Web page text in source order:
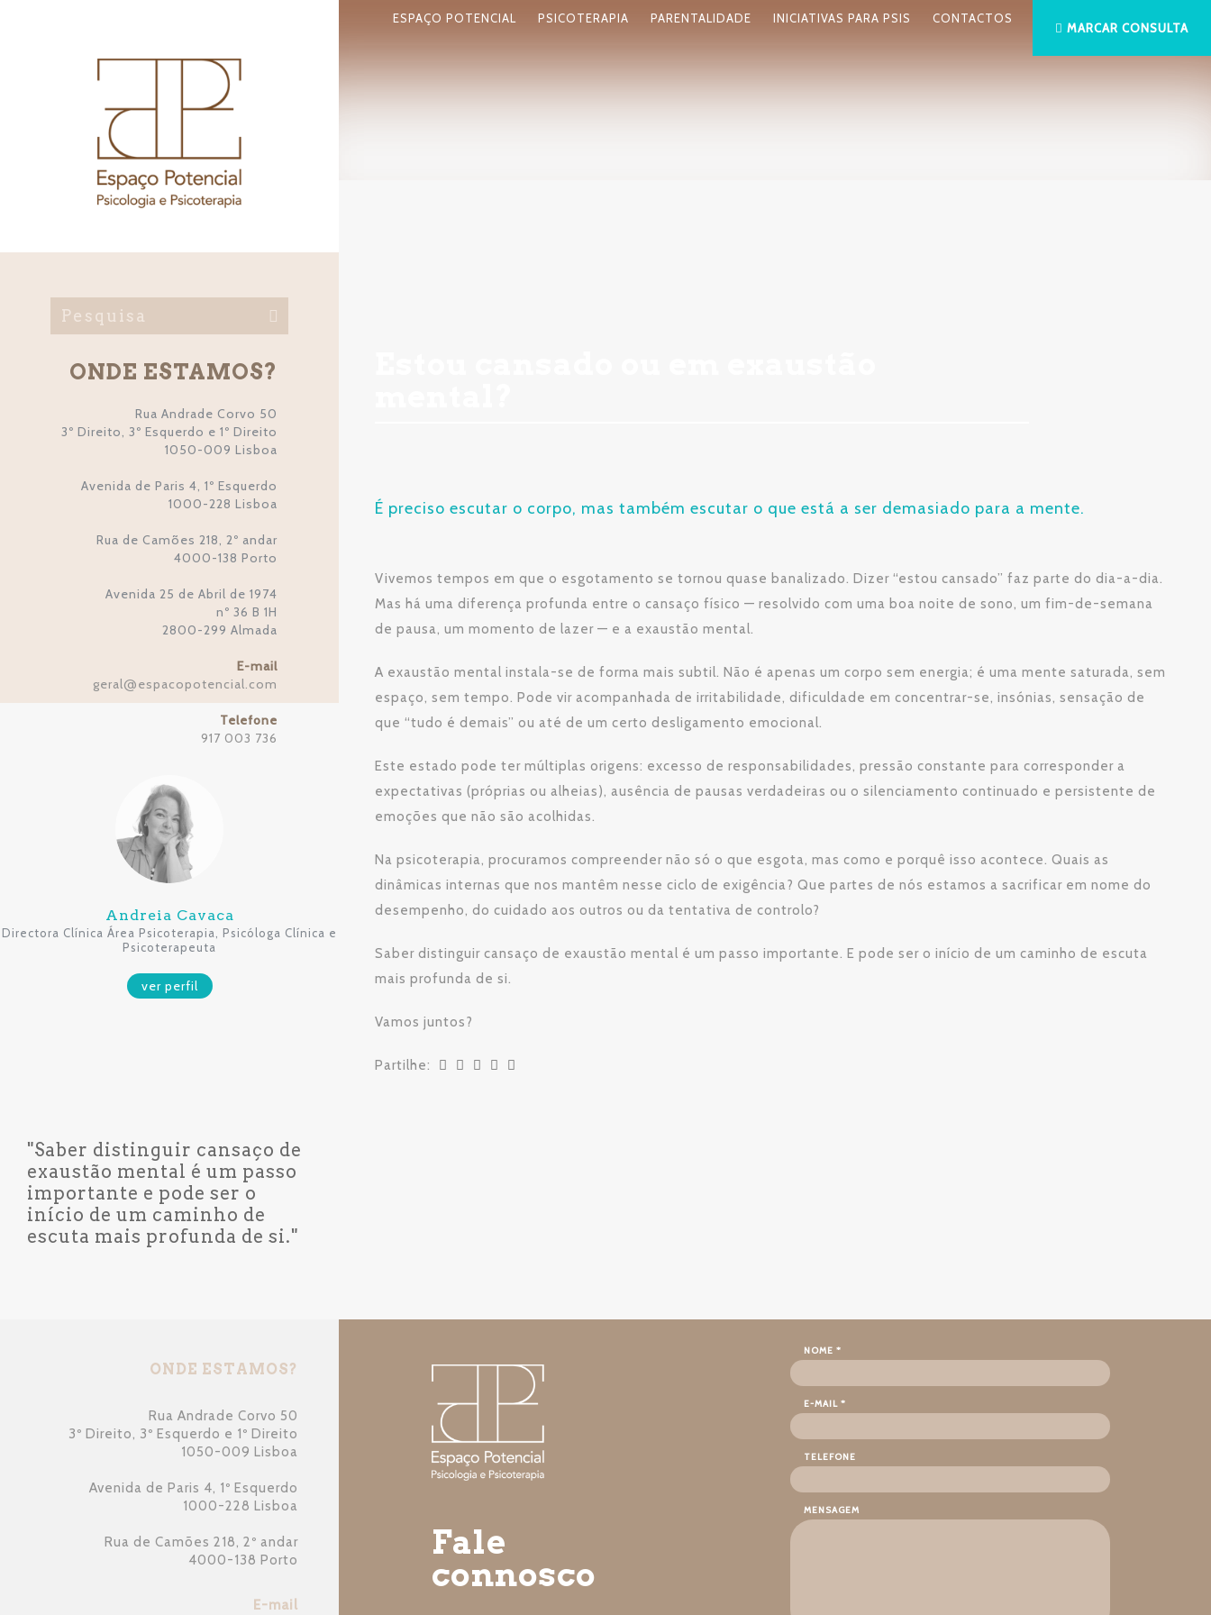
ONDE ESTAMOS?
Rua Andrade Corvo 50
3º Direito, 3º Esquerdo e 1º Direito
1050-009 Lisboa
Avenida de Paris 4, 1º Esquerdo
1000-228 Lisboa
Rua de Camões 218, 2º andar
4000-138 Porto
Avenida 25 de Abril de 1974
nº 36 B 1H
2800-299 Almada
E-mail
geral@espacopotencial.com
Telefone
917 003 736
ESPAÇO POTENCIAL PSICOTERAPIA PARENTALIDADE INICIATIVAS PARA PSIS CONTACTOS
MARCAR CONSULTA
É preciso escutar o corpo, mas também escutar o que está a ser demasiado para a mente.
Vivemos tempos em que o esgotamento se tornou quase banalizado. Dizer “estou cansado” faz parte do dia-a-dia.
Mas há uma diferença profunda entre o cansaço físico — resolvido com uma boa noite de sono, um fim-de-semana
de pausa, um momento de lazer — e a exaustão mental.
A exaustão mental instala-se de forma mais subtil. Não é apenas um corpo sem energia; é uma mente saturada, sem
espaço, sem tempo. Pode vir acompanhada de irritabilidade, dificuldade em concentrar-se, insónias, sensação de
que “tudo é demais” ou até de um certo desligamento emocional.
Este estado pode ter múltiplas origens: excesso de responsabilidades, pressão constante para corresponder a
expectativas (próprias ou alheias), ausência de pausas verdadeiras ou o silenciamento continuado e persistente de
emoções que não são acolhidas.
Na psicoterapia, procuramos compreender não só o que esgota, mas como e porquê isso acontece. Quais as
dinâmicas internas que nos mantêm nesse ciclo de exigência? Que partes de nós estamos a sacrificar em nome do
desempenho, do cuidado aos outros ou da tentativa de controlo?
Saber distinguir cansaço de exaustão mental é um passo importante. E pode ser o início de um caminho de escuta
mais profunda de si.
Vamos juntos?
Partilhe:
Andreia Cavaca
Directora Clínica Área Psicoterapia, Psicóloga Clínica e
Psicoterapeuta
ver perfil
"Saber distinguir cansaço de
exaustão mental é um passo
importante e pode ser o
início de um caminho de
escuta mais profunda de si."
ONDE ESTAMOS?
Rua Andrade Corvo 50
3º Direito, 3º Esquerdo e 1º Direito
1050-009 Lisboa
Avenida de Paris 4, 1º Esquerdo
1000-228 Lisboa
Rua de Camões 218, 2º andar
4000-138 Porto
E-mail
Fale
connosco
NOME *
E-MAIL *
TELEFONE
MENSAGEM